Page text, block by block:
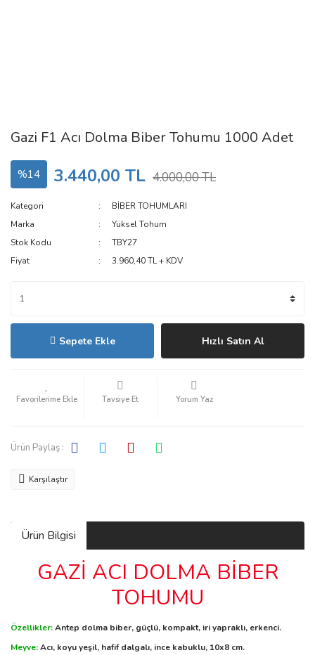
Gazi F1 Acı Dolma Biber Tohumu 1000 Adet
%14 3.440,00 TL 4.000,00 TL
Kategori
BİBER TOHUMLARI
Marka
Yüksel Tohum
Stok Kodu
TBY27
Fiyat
3.960,40 TL + KDV
Sepete Ekle Hızlı Satın Al
Tavsiye Et Yorum Yaz
Ürün Paylaş :
Karşılaştır
Ürün Bilgisi
GAZİ ACI DOLMA BİBER
TOHUMU
Özellikler:Antep dolma biber, güçlü, kompakt, iri yapraklı, erkenci.
Meyve:Acı, koyu yeşil, hafif dalgalı, ince kabuklu, 10x8 cm.